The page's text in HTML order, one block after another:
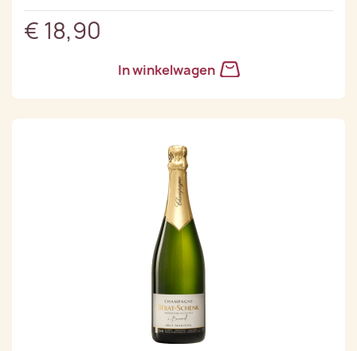
€ 18,90
In winkelwagen